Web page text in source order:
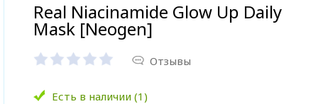
Real Niacinamide Glow Up Daily
Mask [Neogen]
Отзывы
Есть в наличии (1)